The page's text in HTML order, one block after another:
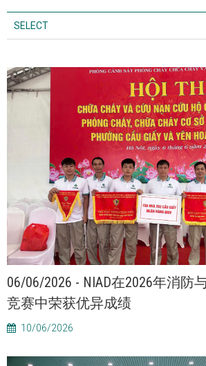
SELECT
06/06/2026 - NIAD在2026年消防
竞赛中荣获优异成绩
10/06/2026